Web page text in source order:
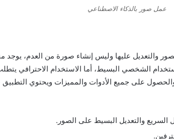
عمل صور بالذكاء الاصطناعي
والتعديل عليها وليس إنشاء صورة من العدم، يوجد
الشخصي البسيط، أما الاستخدام الاحترافي
على جميع الأدوات والمميزات ويحتوي
السريع والتعديل البسيط على الصور.